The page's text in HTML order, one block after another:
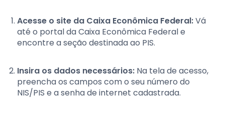
Acesse o site da Caixa Econômica Federal:Vá
até o portal da Caixa Econômica Federal e
encontre a seção destinada ao PIS.
Insira os dados necessários: Na tela de acesso,
preencha os campos com o seu número do
NIS/PIS e a senha de internet cadastrada.